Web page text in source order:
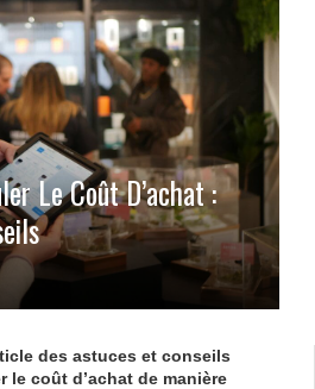
Le Coût D’achat :
des astuces et conseils
le coût d’achat de manière